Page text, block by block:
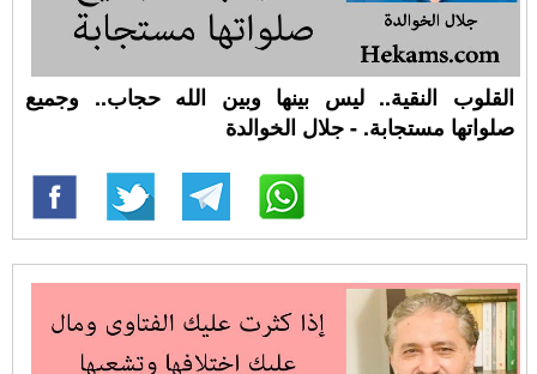
القلوب النقية.. ليس بينها وبين الله حجاب.. وجميع
صلواتها مستجابة. - جلال الخوالدة